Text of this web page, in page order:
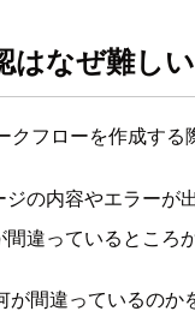
はなぜ難し
クフローを作成す
ジの内容やエラーが
間違っているところ
が間違っているのか